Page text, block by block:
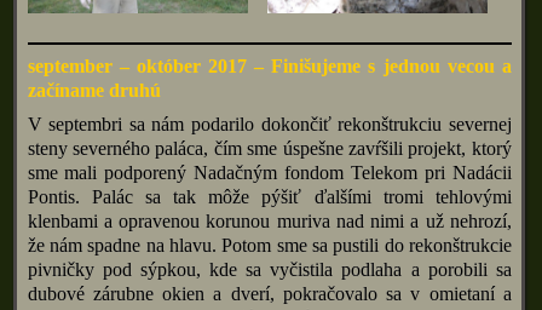
september – október 2017 – Finišujeme s jednou vecou a
začíname druhú
V septembri sa nám podarilo dokončiť rekonštrukciu severnej
steny severného paláca, čím sme úspešne zavŕšili projekt, ktorý
sme mali podporený Nadačným fondom Telekom pri Nadácii
Pontis. Palác sa tak môže pýšiť ďalšími tromi tehlovými
klenbami a opravenou korunou muriva nad nimi a už nehrozí,
že nám spadne na hlavu. Potom sme sa pustili do rekonštrukcie
pivničky pod sýpkou, kde sa vyčistila podlaha a porobili sa
dubové zárubne okien a dverí, pokračovalo sa v omietaní a